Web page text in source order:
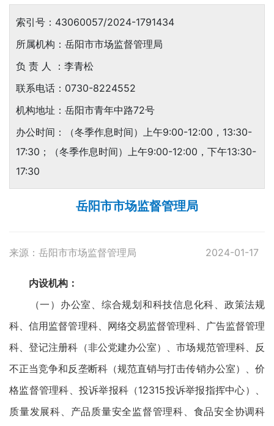
索引号：43060057/2024-1791434
所属机构：岳阳市市场监督管理局
负 责 人 ：李青松
联系电话：0730-8224552
机构地址：岳阳市青年中路72号
办公时间：（冬季作息时间）上午9:00-12:00，13:30-
17:30；（冬季作息时间）上午9:00-12:00，下午13:30-
17:30
岳阳市市场监督管理局
来源：岳阳市市场监督管理局 2024-01-17
内设机构：
（一）办公室、综合规划和科技信息化科、政策法规
科、信用监督管理科、网络交易监督管理科、广告监督管理
科、登记注册科（非公党建办公室）、市场规范管理科、反
不正当竞争和反垄断科（规范直销与打击传销办公室）、价
格监督管理科、投诉举报科（12315投诉举报指挥中心）、
质量发展科、产品质量安全监督管理科、食品安全协调科